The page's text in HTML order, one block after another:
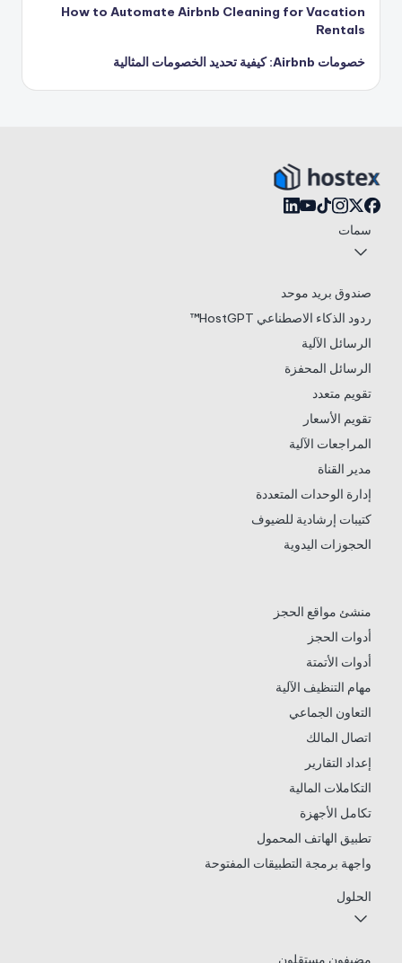
How to Automate Airbnb Cleaning for Vacation
Rentals
خصومات Airbnb: كيفية تحديد الخصومات المثالية
سمات
صندوق بريد موحد
ردود الذكاء الاصطناعي HostGPT™
الرسائل الآلية
الرسائل المحفزة
تقويم متعدد
تقويم الأسعار
المراجعات الآلية
مدير القناة
إدارة الوحدات المتعددة
كتيبات إرشادية للضيوف
الحجوزات اليدوية
منشئ مواقع الحجز
أدوات الحجز
أدوات الأتمتة
مهام التنظيف الآلية
التعاون الجماعي
اتصال المالك
إعداد التقارير
التكاملات المالية
تكامل الأجهزة
تطبيق الهاتف المحمول
واجهة برمجة التطبيقات المفتوحة
الحلول
مضيفون مستقلون